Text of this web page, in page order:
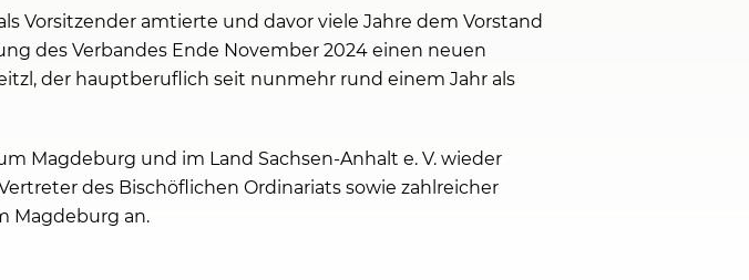
Vorsitzender amtierte und davor viele Jahre dem Vorstand
des Verbandes Ende November 2024 einen neuen
der hauptberuflich seit nunmehr rund einem Jahr als
Magdeburg und im Land Sachsen-Anhalt e. V. wieder
des Bischöflichen Ordinariats sowie zahlreicher
Magdeburg an.